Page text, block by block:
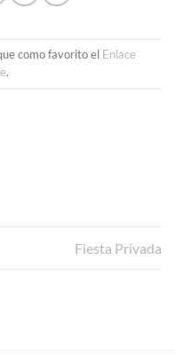
como favorito el Enlace
.
Fiesta Privada